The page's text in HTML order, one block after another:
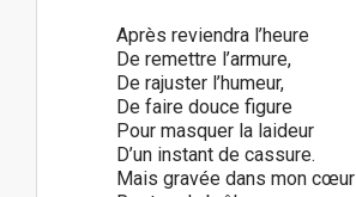
Après reviendra l’heure
De remettre l’armure,
De rajuster l’humeur,
De faire douce figure
Pour masquer la laideur
D’un instant de cassure.
Mais gravée dans mon cœur